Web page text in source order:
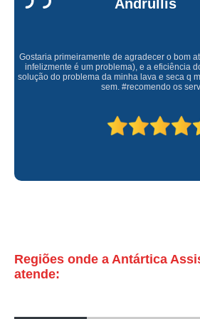
microondas assistencia tecnica Instituto da
microondas assistencia tecnica Bela Vista
assistencia tecnica brastemp microondas
contratar assistencia tecnica de microondas
contratar assistencia tecnica forno microondas
assistencia tecnica microondas brastemp
assistencia tecnica microondas brastemp
Andrullis
Gostaria primeiramente de agradecer o bom
infelizmente é um problema), e a eficiência
solução do problema da minha lava e seca q
sem. #recomendo os
Regiões onde a Antártica
atende: